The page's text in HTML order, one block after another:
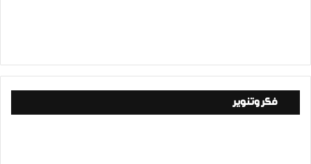
فكر وتنوير